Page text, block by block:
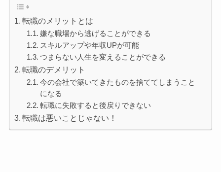
転職のメリットとは
嫌な職場から逃げることができる
スキルアップや年収UPが可能
つまらない人生を変えることができる
転職のデメリット
今の会社で築いてきたものを捨ててしまうこと
になる
転職に失敗すると後戻りできない
転職は悪いことじゃない！